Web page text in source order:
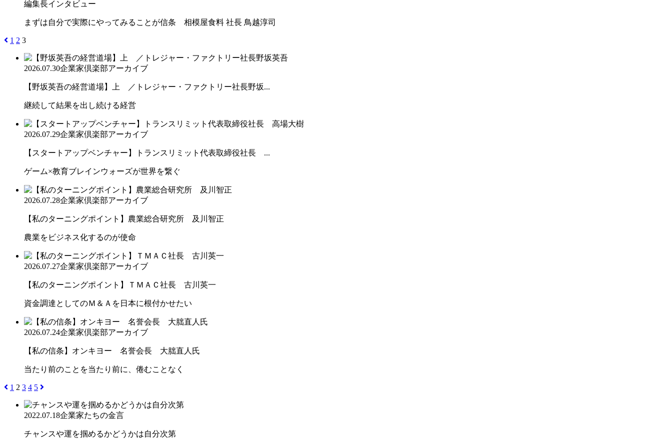
編集長インタビュー
まずは自分で実際にやってみることが信条 相模屋食料 社長 鳥越淳司
1 2 3
2026.07.30企業家倶楽部アーカイブ
【野坂英吾の経営道場】上 ／トレジャー・ファクトリー社長野坂...
継続して結果を出し続ける経営
2026.07.29企業家倶楽部アーカイブ
【スタートアップベンチャー】トランスリミット代表取締役社長 ...
ゲーム×教育ブレインウォーズが世界を繋ぐ
2026.07.28企業家倶楽部アーカイブ
【私のターニングポイント】農業総合研究所 及川智正
農業をビジネス化するのが使命
2026.07.27企業家倶楽部アーカイブ
【私のターニングポイント】ＴＭＡＣ社長 古川英一
資金調達としてのＭ＆Ａを日本に根付かせたい
2026.07.24企業家倶楽部アーカイブ
【私の信条】オンキヨー 名誉会長 大朏直人氏
当たり前のことを当たり前に、倦むことなく
1 2 3 4 5
2022.07.18企業家たちの金言
チャンスや運を掴めるかどうかは自分次第